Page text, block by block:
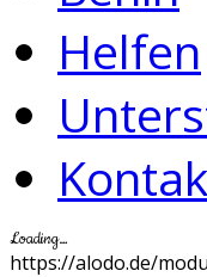
Helfen
Loading…
https://alodo.de/